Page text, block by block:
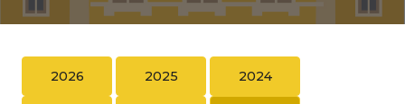
2026 2025 2024